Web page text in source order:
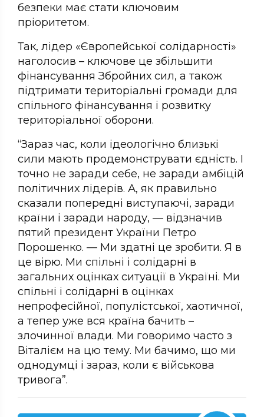
безпеки має стати ключовим
пріоритетом.
Так, лідер «Європейської солідарності»
наголосив – ключове це збільшити
фінансування Збройних сил, а також
підтримати територіальні громади для
спільного фінансування і розвитку
територіальної оборони.
“Зараз час, коли ідеологічно близькі
сили мають продемонструвати єдність. І
точно не заради себе, не заради амбіцій
політичних лідерів. А, як правильно
сказали попередні виступаючі, заради
країни і заради народу, — відзначив
пятий президент України Петро
Порошенко. — Ми здатні це зробити. Я в
це вірю. Ми спільні і солідарні в
загальних оцінках ситуації в Україні. Ми
спільні і солідарні в оцінках
непрофесійної, популістської, хаотичної,
а тепер уже вся країна бачить –
злочинної влади. Ми говоримо часто з
Віталієм на цю тему. Ми бачимо, що ми
однодумці і зараз, коли є військова
тривога”.